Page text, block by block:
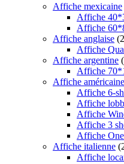
Affiche mexicaine
Affiche
Affiche
Affiche anglaise
Affiche
Affiche argentine
Affiche
Affiche américaine
Affiche 6-
Affiche
Affiche
Affiche 3
Affiche
Affiche italienne
Affiche